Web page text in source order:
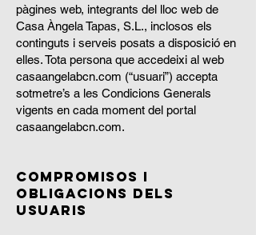
pàgines web, integrants del lloc web de
Casa Àngela Tapas, S.L., inclosos els
continguts i serveis posats a disposició en
elles. Tota persona que accedeixi al web
casaangelabcn.com (“usuari”) accepta
sotmetre’s a les Condicions Generals
vigents en cada moment del portal
casaangelabcn.com.
Compromisos i
obligacions dels
usuaris